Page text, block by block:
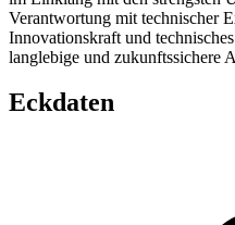
Verantwortung mit technischer
Innovationskraft und
langlebige und zukunftssichere
Eckdaten